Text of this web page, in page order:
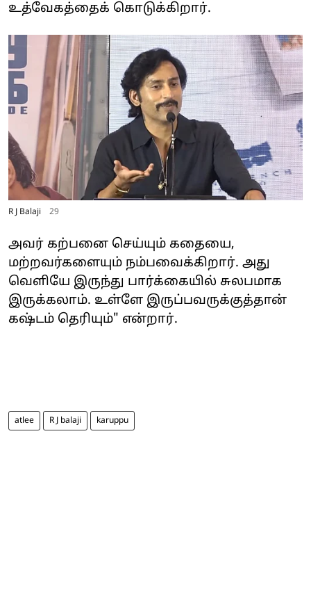
உத்வேகத்தைக் கொடுக்கிறார்.
R J Balaji 29
அவர் கற்பனை செய்யும் கதையை,
மற்றவர்களையும் நம்பவைக்கிறார். அது
வெளியே இருந்து பார்க்கையில் சுலபமாக
இருக்கலாம். உள்ளே இருப்பவருக்குத்தான்
கஷ்டம் தெரியும்" என்றார்.
atlee R J balaji karuppu